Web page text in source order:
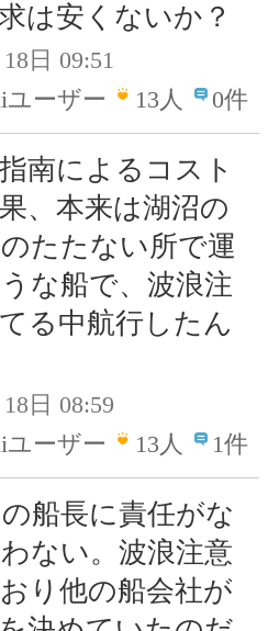
は安くないか？
日 09:51
ユーザー
13人 0件
南によるコスト
、本来は湖沼の
たたない所で運
な船で、波浪注
る中航行したん
日 08:59
ユーザー
13人 1件
船長に責任がな
ない。波浪注意
り他の船会社が